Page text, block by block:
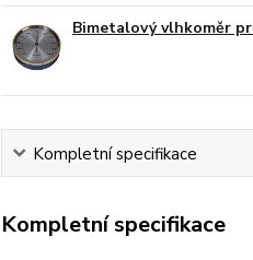
Bimetalový vlhkoměr
Kompletní specifikace
Kompletní specifikace